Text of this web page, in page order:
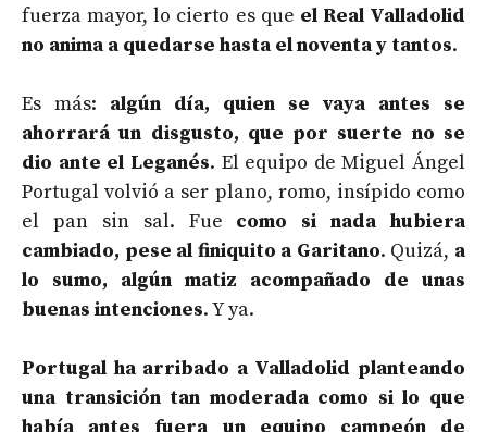
fuerza mayor, lo cierto es que el Real Valladolid
no anima a quedarse hasta el noventa y tantos.
Es más: algún día, quien se vaya antes se
ahorrará un disgusto, que por suerte no se
dio ante el Leganés. El equipo de Miguel Ángel
Portugal volvió a ser plano, romo, insípido como
el pan sin sal. Fue como si nada hubiera
cambiado, pese al finiquito a Garitano. Quizá, a
lo sumo, algún matiz acompañado de unas
buenas intenciones. Y ya.
Portugal ha arribado a Valladolid planteando
una transición tan moderada como si lo que